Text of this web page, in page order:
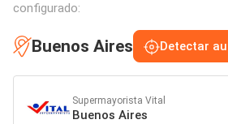
configurado:
Buenos Aires Detectar
Supermayorista Vital
Buenos Aires